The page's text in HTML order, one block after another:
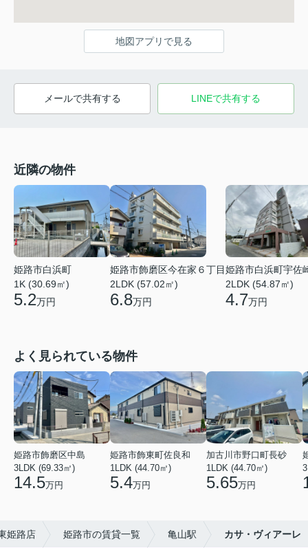
地図アプリで見る
メールで共有する LINEで共有する
近隣の物件
姫路市白浜町
1K (30.69㎡)
5.2万円
姫路市飾磨区今在家６丁目
2LDK (57.02㎡)
6.8万円
姫路市白浜町宇佐
2LDK (54.87㎡)
4.7万円
よく見られている物件
姫路市飾磨区中島
3LDK (69.33㎡)
14.5万円
姫路市飾東町佐良和
1LDK (44.70㎡)
5.4万円
加古川市野口町長砂
1LDK (44.70㎡)
5.65万円
姫路店 姫路市の賃貸一覧 亀山駅 カサ・ヴィアーレ